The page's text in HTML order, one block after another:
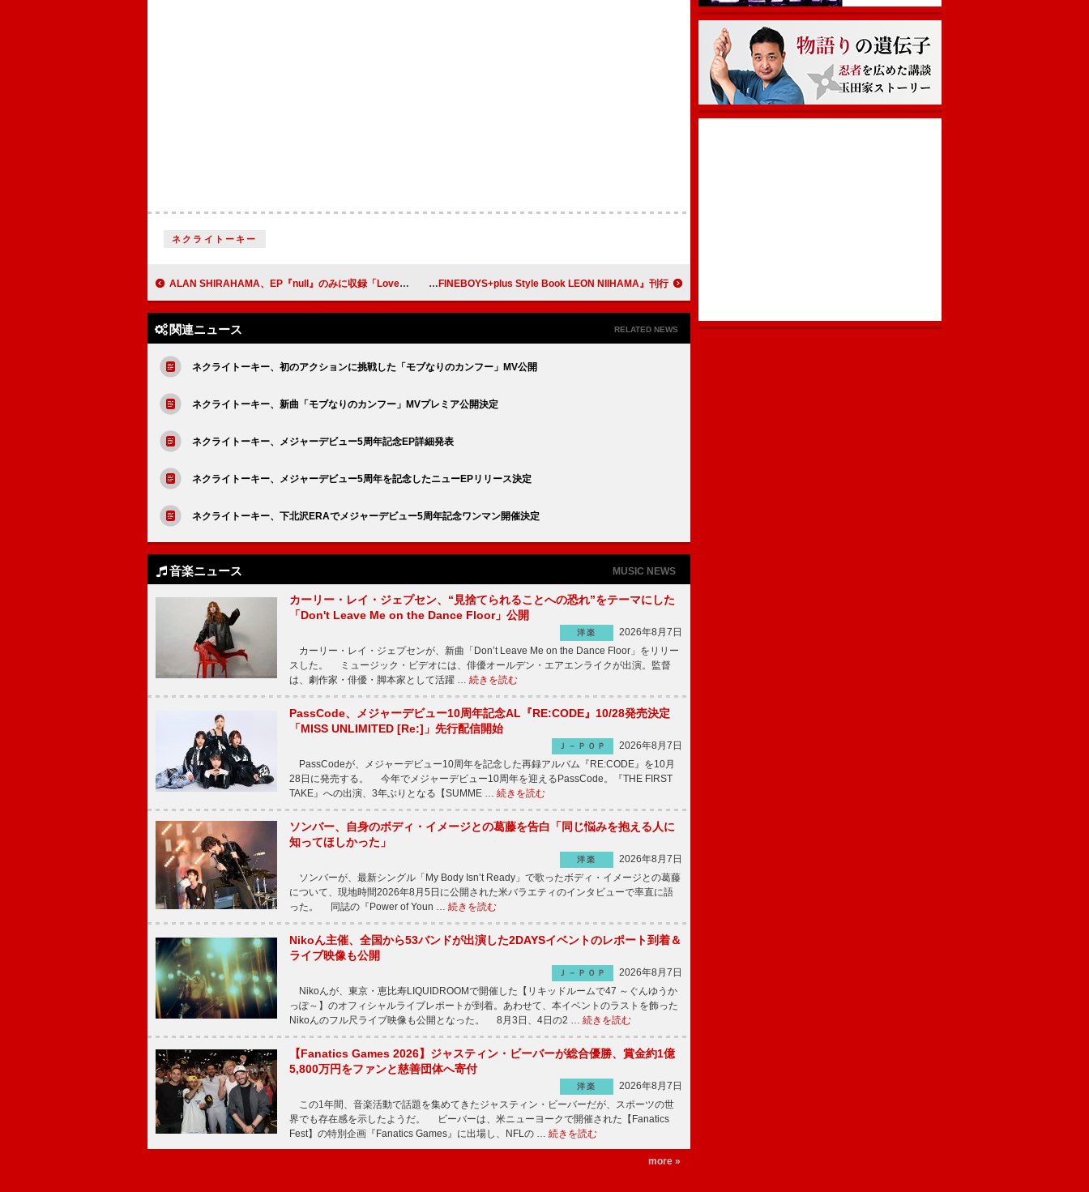
ネクライトーキー
ALAN SHIRAHAMA、EP『null』のみに収録「Lovesickness」4/26配信リリース決定 新浜レオン、初のスタイルブック『FINEBOYS+plus Style Book LEON NIIHAMA』刊行
関連ニュース RELATED NEWS
ネクライトーキー、初のアクションに挑戦した「モブなりのカンフー」MV公開
ネクライトーキー、新曲「モブなりのカンフー」MVプレミア公開決定
ネクライトーキー、メジャーデビュー5周年記念EP詳細発表
ネクライトーキー、メジャーデビュー5周年を記念したニューEPリリース決定
ネクライトーキー、下北沢ERAでメジャーデビュー5周年記念ワンマン開催決定
音楽ニュース MUSIC NEWS
カーリー・レイ・ジェプセン、“見捨てられることへの恐れ”をテーマにした
「Don't Leave Me on the Dance Floor」公開
洋楽
2026年8月7日
カーリー・レイ・ジェプセンが、新曲「Don’t Leave Me on the Dance Floor」をリリー
スした。 ミュージック・ビデオには、俳優オールデン・エアエンライクが出演。監督
は、劇作家・俳優・脚本家として活躍 … 続きを読む
PassCode、メジャーデビュー10周年記念AL『RE:CODE』10/28発売決定
「MISS UNLIMITED [Re:]」先行配信開始
Ｊ－ＰＯＰ
2026年8月7日
PassCodeが、メジャーデビュー10周年を記念した再録アルバム『RE:CODE』を10月
28日に発売する。 今年でメジャーデビュー10周年を迎えるPassCode。『THE FIRST
TAKE』への出演、3年ぶりとなる【SUMME … 続きを読む
ソンバー、自身のボディ・イメージとの葛藤を告白「同じ悩みを抱える人に
知ってほしかった」
洋楽
2026年8月7日
ソンバーが、最新シングル「My Body Isn’t Ready」で歌ったボディ・イメージとの葛藤
について、現地時間2026年8月5日に公開された米バラエティのインタビューで率直に語
った。 同誌の『Power of Youn … 続きを読む
Nikoん主催、全国から53バンドが出演した2DAYSイベントのレポート到着＆
ライブ映像も公開
Ｊ－ＰＯＰ
2026年8月7日
Nikoんが、東京・恵比寿LIQUIDROOMで開催した【リキッドルームで47 ～ぐんゆうか
っぽ～】のオフィシャルライブレポートが到着。あわせて、本イベントのラストを飾った
Nikoんのフル尺ライブ映像も公開となった。 8月3日、4日の2 … 続きを読む
【Fanatics Games 2026】ジャスティン・ビーバーが総合優勝、賞金約1億
5,800万円をファンと慈善団体へ寄付
洋楽
2026年8月7日
この1年間、音楽活動で話題を集めてきたジャスティン・ビーバーだが、スポーツの世
界でも存在感を示したようだ。 ビーバーは、米ニューヨークで開催された【Fanatics
Fest】の特別企画『Fanatics Games』に出場し、NFLの … 続きを読む
more »